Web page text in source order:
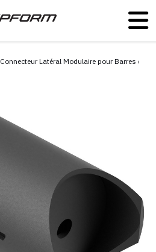
Connecteur Latéral Modulaire pour Barres de